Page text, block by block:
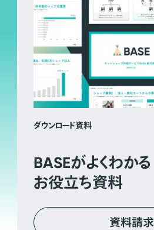
ダウンロード資料
BASEがよくわかる
お役立ち資料
資料請求